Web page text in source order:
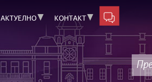
АКТУЕЛНО КОНТАКТ